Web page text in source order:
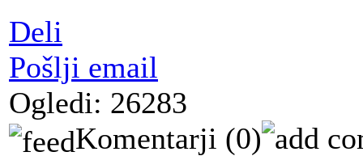
Deli
Pošlji email
Ogledi: 26283
Komentarji (0)